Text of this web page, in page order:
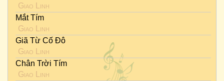
Giao Linh
Mắt Tím
Giao Linh
Giã Từ Cố Đô
Giao Linh
Chân Trời Tím
Giao Linh